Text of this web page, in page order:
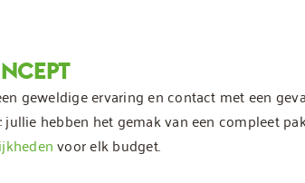
geweldige ervaring en contact met een
hebben het gemak van een compleet
voor elk budget.